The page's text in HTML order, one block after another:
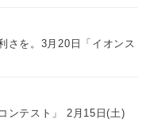
さを。3月20日「イオンス
ンテスト」 2月15日(土)